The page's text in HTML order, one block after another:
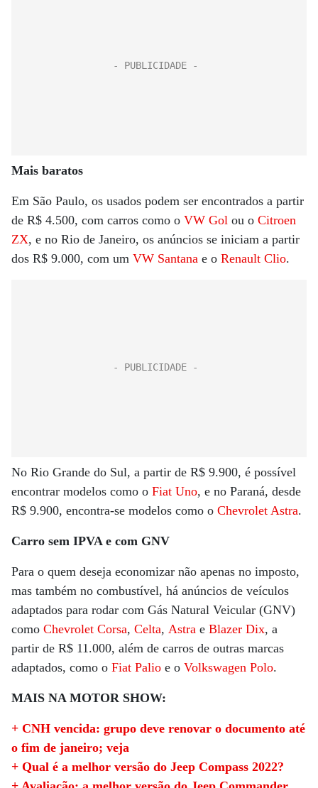
Mais baratos
Em São Paulo, os usados podem ser encontrados a partir
de R$ 4.500, com carros como o VW Gol ou o Citroen
ZX, e no Rio de Janeiro, os anúncios se iniciam a partir
dos R$ 9.000, com um VW Santana e o Renault Clio.
No Rio Grande do Sul, a partir de R$ 9.900, é possível
encontrar modelos como o Fiat Uno, e no Paraná, desde
R$ 9.900, encontra-se modelos como o Chevrolet Astra.
Carro sem IPVA e com GNV
Para o quem deseja economizar não apenas no imposto,
mas também no combustível, há anúncios de veículos
adaptados para rodar com Gás Natural Veicular (GNV)
como Chevrolet Corsa, Celta, Astra e Blazer Dix, a
partir de R$ 11.000, além de carros de outras marcas
adaptados, como o Fiat Palio e o Volkswagen Polo.
MAIS NA MOTOR SHOW:
+ CNH vencida: grupo deve renovar o documento até
o fim de janeiro; veja
+ Qual é a melhor versão do Jeep Compass 2022?